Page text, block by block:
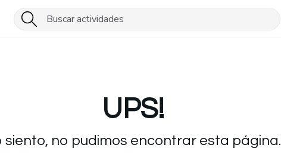
UPS!
siento, no pudimos encontrar esta página.